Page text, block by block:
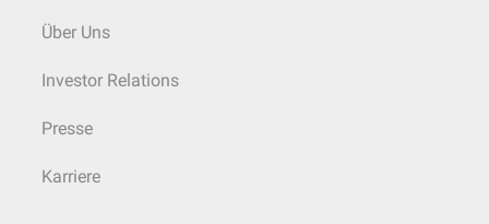
Über Uns
Investor Relations
Presse
Karriere